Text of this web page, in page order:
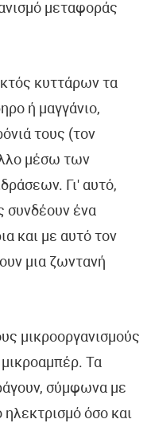
μεταφοράς
κυττάρων τα
ή μαγγάνιο,
τους (τον
μέσω των
Γι' αυτό,
συνδέουν ένα
και με αυτό τον
μια ζωντανή
μικροοργανισμούς
Τα
σύμφωνα με
όσο και